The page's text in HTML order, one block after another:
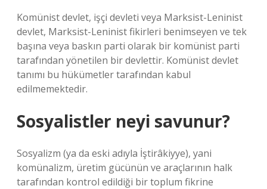
Komünist devlet, işçi devleti veya Marksist-Leninist
devlet, Marksist-Leninist fikirleri benimseyen ve tek
başına veya baskın parti olarak bir komünist parti
tarafından yönetilen bir devlettir. Komünist devlet
tanımı bu hükümetler tarafından kabul
edilmemektedir.
Sosyalistler neyi savunur?
Sosyalizm (ya da eski adıyla İştirâkiyye), yani
komünalizm, üretim gücünün ve araçlarının halk
tarafından kontrol edildiği bir toplum fikrine